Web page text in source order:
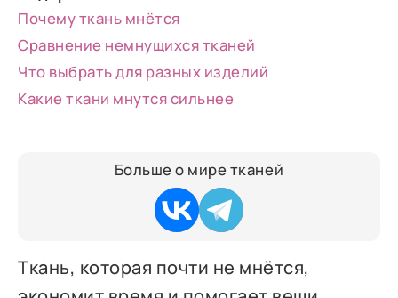
Ткань, которая почти не мнётся,
Почему ткань мнётся
Сравнение немнущихся тканей
Что выбрать для разных изделий
Какие ткани мнутся сильнее
Больше о мире тканей